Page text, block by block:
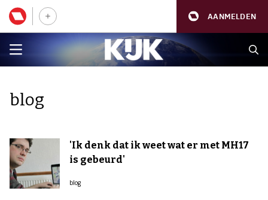
AANMELDEN
blog
'Ik denk dat ik weet wat er met MH17
is gebeurd'
blog